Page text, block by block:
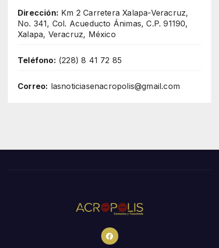
Dirección: Km 2 Carretera Xalapa-Veracruz,
No. 341, Col. Acueducto Ánimas, C.P. 91190,
Xalapa, Veracruz, México
Teléfono: (228) 8 41 72 85
Correo: lasnoticiasenacropolis@gmail.com